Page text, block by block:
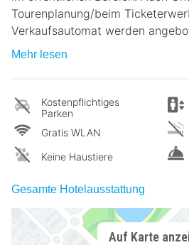
Tourenplanung/beim
Verkaufsautomat werden
Mehr lesen
Kostenpflichtiges
Parken
Gratis WLAN
Keine Haustiere
Gesamte Hotelausstattung
Auf Karte